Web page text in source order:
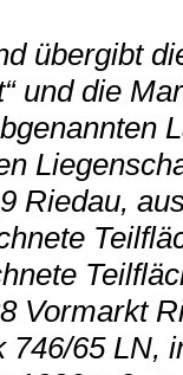
übergibt
und die
Riedau,
Vormarkt
746/65 LN,